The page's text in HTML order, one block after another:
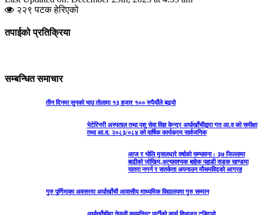
२२९ पटक हेरिएको
तपाईको प्रतिक्रिया
सम्बन्धित समाचार
तीन दिनमा सुनको भाउ तोलामा १३ हजार १०० रुपैयाँले बढ्यो
भेटेरिनरी अस्पताल तथा पशु सेवा विज्ञ केन्द्र अर्घाखाँचीद्वारा गत आ.व को समीक्षा
तथा आ.व. २०८३/०८४ को वार्षिक कार्यक्रम सार्वजनिक
आज र भोलि मुसलधारे वर्षाको सम्भावना : ३७ जिल्लामा
बाढीको जोखिम,अत्यावश्यक बाहेक पहाडी सडक खण्डमा
यात्रा नगर्न र सतर्कता अपनाउन मौसमविद्काे आग्रह
गुरु पूर्णिमाका अवसरमा अर्घाखाँची आवासीय माध्यमिक विद्यालयमा गुरु सम्मान